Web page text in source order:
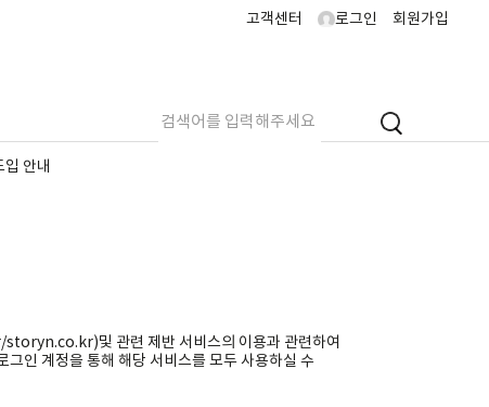
고객센터 로그인 회원가입
안내
및 관련 제반 서비스의 이용과 관련하여
인 계정을 통해 해당 서비스를 모두 사용하실 수